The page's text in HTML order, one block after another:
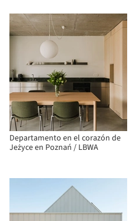
Departamento en el corazón de
Jeżyce en Poznań / LBWA